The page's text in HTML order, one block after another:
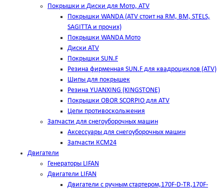
Покрышки и Диски для Мото, ATV
Покрышки WANDA (АТV стоит на RM, BM, STELS,
SAGITTA и прочих)
Покрышки WANDA Мото
Диски ATV
Покрышки SUN.F
Резина фирменная SUN.F для квадроциклов (АТV)
Шипы для покрышек
Резина YUANXING (KINGSTONE)
Покрышки OBOR SCORPIO для ATV
Цепи противоскольжения
Запчасти для снегоуборочных машин
Аксессуары для снегоуборочных машин
Запчасти КСМ24
Двигатели
Генераторы LIFAN
Двигатели LIFAN
Двигатели с ручным стартером,170F-D-TR,170F-